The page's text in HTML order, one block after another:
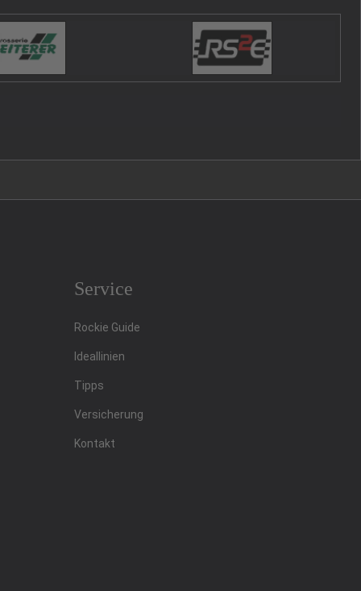
Service
Rockie Guide
Ideallinien
Tipps
Versicherung
Kontakt